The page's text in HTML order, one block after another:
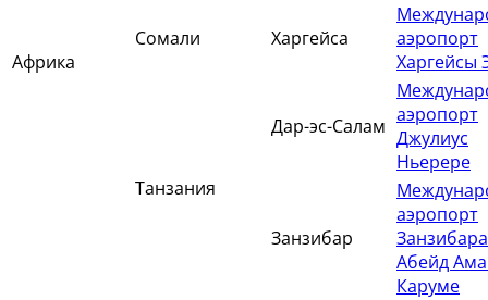
Африка
Сомали Харгейса
аэропорт
Харгейсы
Танзания
Дар-эс-Салам аэропорт
Джулиус
Ньерере
Занзибар
аэропорт
Занзибара
Абейд
Каруме